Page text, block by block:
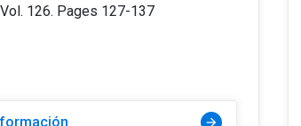
126. Pages 127-137
arrow_forward